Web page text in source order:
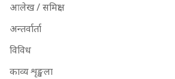
आलेख / समिक्षा
अन्तर्वार्ता
विविध
काव्य शृङ्खला